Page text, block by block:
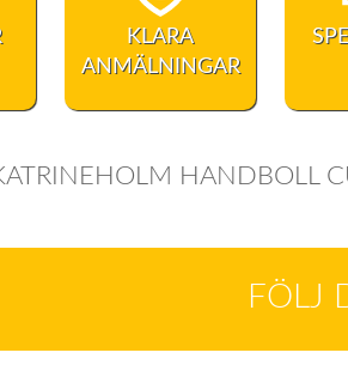
KLARA
ANMÄLNINGAR
HANDBOLL
FÖLJ